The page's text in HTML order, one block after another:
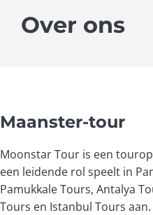
Over ons
Maanster-tour
Moonstar Tour is een
een leidende rol speelt in
Pamukkale Tours, Antalya
Tours en Istanbul Tours